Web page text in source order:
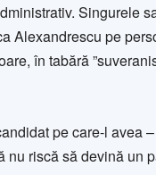
Singurele
Alexandrescu pe
în tabără
pe care-l avea
riscă să devină un